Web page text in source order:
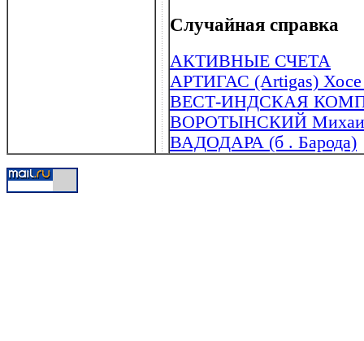
Случайная справка
АКТИВНЫЕ СЧЕТА
АРТИГАС (Artigas) Хосе
ВЕСТ-ИНДСКАЯ
ВОРОТЫНСКИЙ Михаил
ВАДОДАРА (б . Барода)